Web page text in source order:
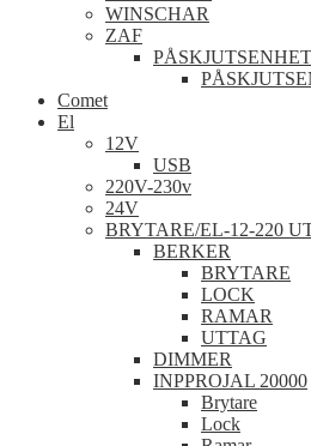
WINSCHAR
ZAF
PÅSKJUTSENHET
Comet
El
12V
USB
220V-230v
24V
BRYTARE/EL-12-220
BERKER
BRYTARE
LOCK
RAMAR
UTTAG
DIMMER
INPPROJAL 20000
Brytare
Lock